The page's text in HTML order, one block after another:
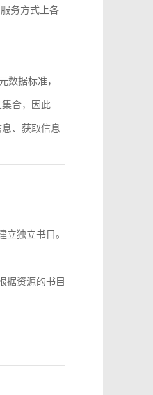
务方式上各
数据标准，
合，因此
、获取信息
独立书目。
据资源的书目